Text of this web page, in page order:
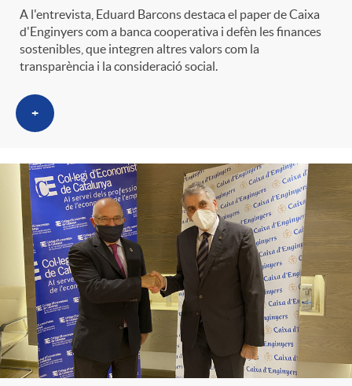
A l'entrevista, Eduard Barcons destaca el paper de Caixa
d'Enginyers com a banca cooperativa i defèn les finances
sostenibles, que integren altres valors com la
transparència i la consideració social.
+